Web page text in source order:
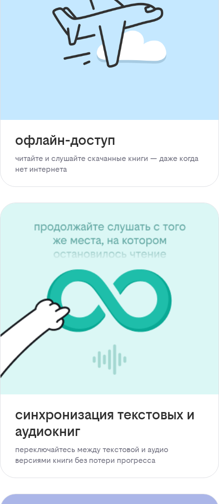
офлайн-доступ
читайте и слушайте скачанные книги — даже когда
нет интернета
синхронизация текстовых и
аудиокниг
переключайтесь между текстовой и аудио
версиями книги без потери прогресса